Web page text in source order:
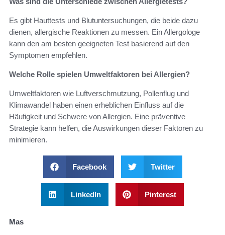
Es gibt Hauttests und Blutuntersuchungen, die beide dazu
dienen, allergische Reaktionen zu messen. Ein Allergologe
kann den am besten geeigneten Test basierend auf den
Symptomen empfehlen.
Welche Rolle spielen Umweltfaktoren bei Allergien?
Umweltfaktoren wie Luftverschmutzung, Pollenflug und
Klimawandel haben einen erheblichen Einfluss auf die
Häufigkeit und Schwere von Allergien. Eine präventive
Strategie kann helfen, die Auswirkungen dieser Faktoren zu
minimieren.
Facebook Twitter
LinkedIn Pinterest
Mas